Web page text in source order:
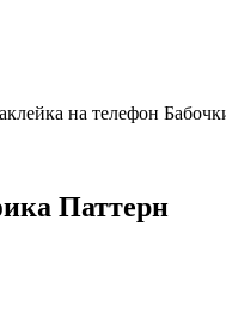
на телефон
Паттерн